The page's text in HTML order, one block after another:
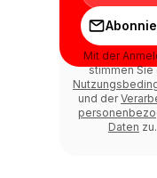
Mit der
stimmen Sie
und der
Daten zu.